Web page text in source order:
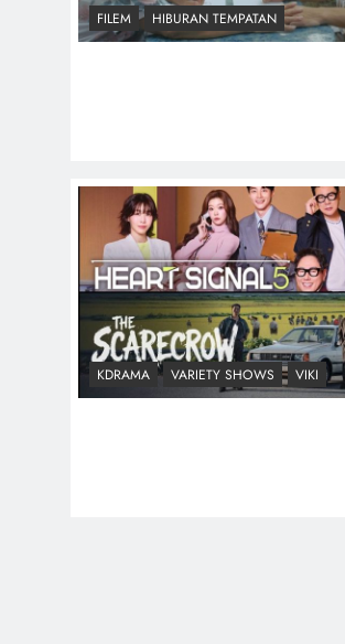
FILEM HIBURAN TEMPATAN
KDRAMA VARIETY SHOWS VIKI